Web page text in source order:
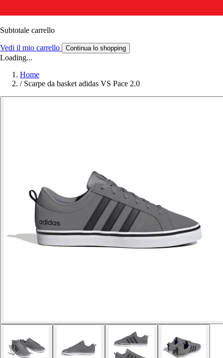
Subtotale carrello
Vedi il mio carrello Continua lo shopping
Loading...
Home
/ Scarpe da basket adidas VS Pace 2.0